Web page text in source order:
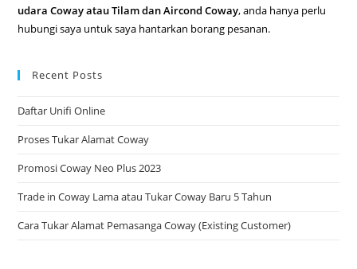
udara Coway atau Tilam dan Aircond Coway, anda hanya perlu
hubungi saya untuk saya hantarkan borang pesanan.
Recent Posts
Daftar Unifi Online
Proses Tukar Alamat Coway
Promosi Coway Neo Plus 2023
Trade in Coway Lama atau Tukar Coway Baru 5 Tahun
Cara Tukar Alamat Pemasanga Coway (Existing Customer)